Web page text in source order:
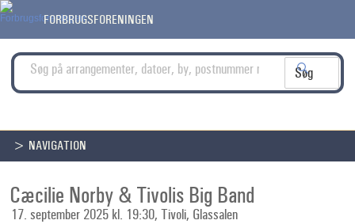
FORBRUGSFORENINGEN
> NAVIGATION
Cæcilie Norby & Tivolis Big Band
17. september 2025 kl. 19:30, Tivoli, Glassalen